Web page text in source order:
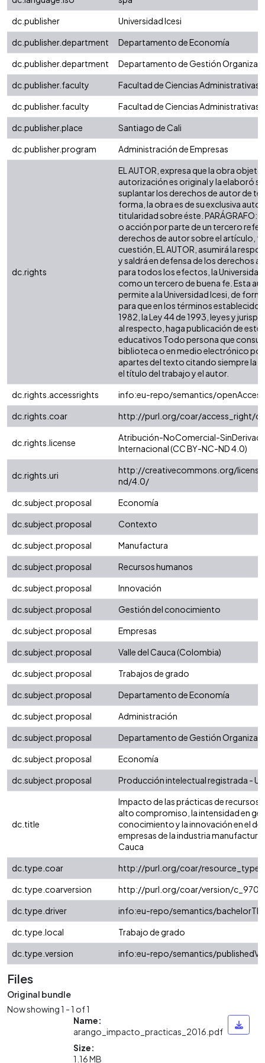
dc.publisher
Universidad Icesi
dc.publisher.department
Departamento de Economía
dc.publisher.department
Departamento de Gestión
dc.publisher.faculty
Facultad de Ciencias Administrativas
dc.publisher.faculty
Facultad de Ciencias Administrativas
dc.publisher.place
Santiago de Cali
dc.publisher.program
Administración de Empresas
dc.rights
EL AUTOR, expresa que la obra
autorización es original y la elaboró
suplantar los derechos de autor de
forma, la obra es de su exclusiva
titularidad sobre éste. PARÁGRAFO:
o acción por parte de un tercero
derechos de autor sobre el artículo,
cuestión, EL AUTOR, asumirá la
y saldrá en defensa de los derechos
para todos los efectos, la Universidad
como un tercero de buena fe. Esta
permite a la Universidad Icesi, de
para que en los términos establecidos
1982, la Ley 44 de 1993, leyes y
al respecto, haga publicación de este
educativos Todo persona que
biblioteca o en medio electrónico
apartes del texto citando siempre la
el título del trabajo y el autor.
dc.rights.accessrights
info:eu-repo/semantics/openAccess
dc.rights.coar
http://purl.org/coar/access_right/
dc.rights.license
Atribución-NoComercial-
Internacional (CC BY-NC-ND 4.0)
dc.rights.uri
http://creativecommons.org/
nd/4.0/
dc.subject.proposal
Economía
dc.subject.proposal
Contexto
dc.subject.proposal
Manufactura
dc.subject.proposal
Recursos humanos
dc.subject.proposal
Innovación
dc.subject.proposal
Gestión del conocimiento
dc.subject.proposal
Empresas
dc.subject.proposal
Valle del Cauca (Colombia)
dc.subject.proposal
Trabajos de grado
dc.subject.proposal
Departamento de Economía
dc.subject.proposal
Administración
dc.subject.proposal
Departamento de Gestión
dc.subject.proposal
Economía
dc.subject.proposal
Producción intelectual registrada -
dc.title
Impacto de las prácticas de recursos
alto compromiso, la intensidad en
conocimiento y la innovación en el
empresas de la industria
Cauca
dc.type.coar
http://purl.org/coar/resource_type/
dc.type.coarversion
http://purl.org/coar/version/
dc.type.driver
info:eu-repo/semantics/
dc.type.local
Trabajo de grado
dc.type.version
info:eu-repo/semantics/
Files
Original bundle
Now showing1 - 1 of 1
Name:
arango_impacto_practicas_2016.pdf
Size:
1.16 MB